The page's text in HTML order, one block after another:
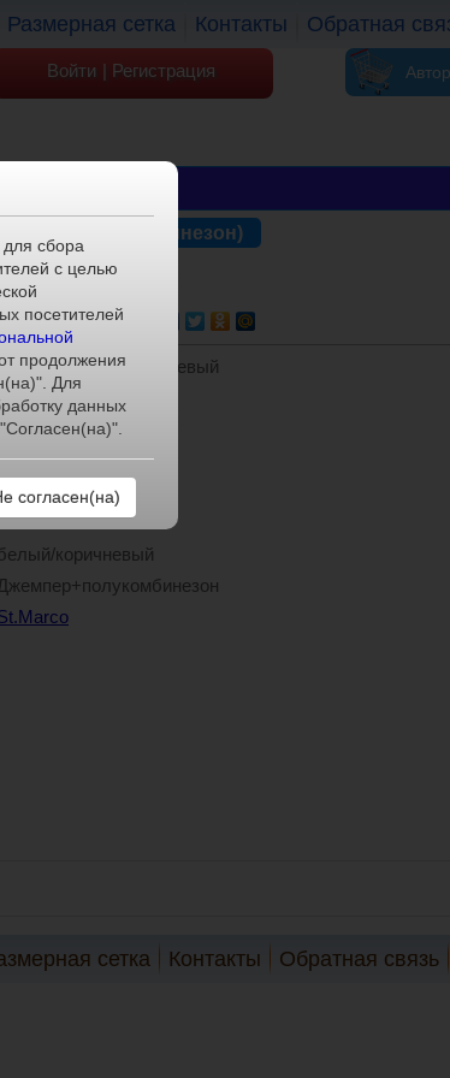
Размерная сетка Контакты Обратная
Войти | Регистрация
белый/коричневый
1
ПЭ
ПЭ
коричневый
Джемпер+полукомбинезон
сетка Контакты Обратная связь
для сбора
с целью
посетителей
продолжения
Для
данных
согласен(на)